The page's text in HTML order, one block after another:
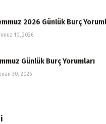
2026 Günlük Burç
10, 2026
Günlük Burç Yorumları
30, 2026